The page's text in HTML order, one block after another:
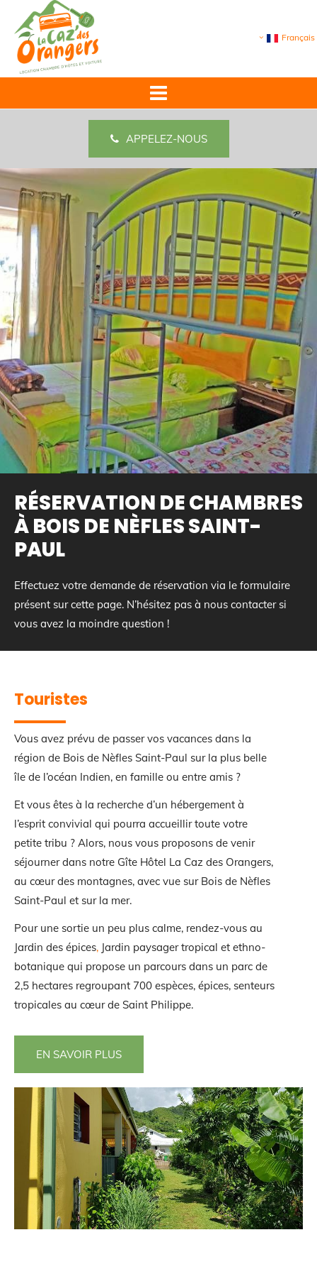
Français
APPELEZ-NOUS
RÉSERVATION DE CHAMBRES
À BOIS DE NÈFLES SAINT-
PAUL
Effectuez votre demande de réservation via le formulaire
présent sur cette page. N’hésitez pas à nous contacter si
vous avez la moindre question !
Touristes
Vous avez prévu de passer vos vacances dans la
région de Bois de Nèfles Saint-Paul sur la plus belle
île de l’océan Indien, en famille ou entre amis ?
Et vous êtes à la recherche d’un hébergement à
l’esprit convivial qui pourra accueillir toute votre
petite tribu ? Alors, nous vous proposons de venir
séjourner dans notre Gîte Hôtel La Caz des Orangers,
au cœur des montagnes, avec vue sur Bois de Nèfles
Saint-Paul et sur la mer.
Pour une sortie un peu plus calme, rendez-vous au
Jardin des épices, Jardin paysager tropical et ethno-
botanique qui propose un parcours dans un parc de
2,5 hectares regroupant 700 espèces, épices, senteurs
tropicales au cœur de Saint Philippe.
EN SAVOIR PLUS